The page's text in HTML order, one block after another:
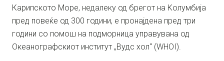
Карипското Море, недалеку од брегот на Колумбија
пред повеќе од 300 години, е пронајдена пред три
години со помош на подморница управувана од
Океанографскиот институт „Вудс хол“ (WHOI).